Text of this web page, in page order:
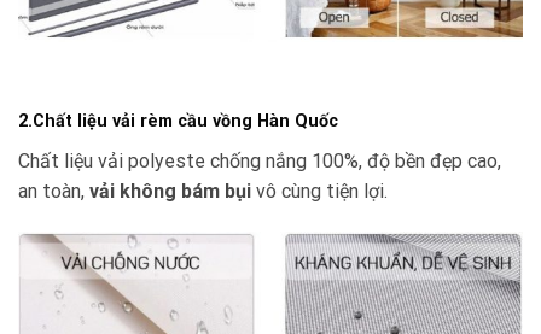
2.Chất liệu vải rèm cầu vồng Hàn Quốc
Chất liệu vải polyeste chống nắng 100%, độ bền đẹp cao,
an toàn, vải không bám bụi vô cùng tiện lợi.